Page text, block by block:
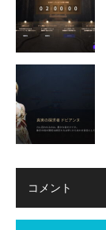
コメント